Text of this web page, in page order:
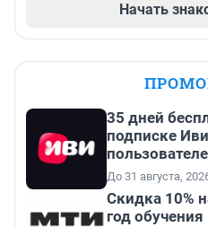
Начать
35 дней
подписке
До 31 августа,
Скидка 10%
год обучения